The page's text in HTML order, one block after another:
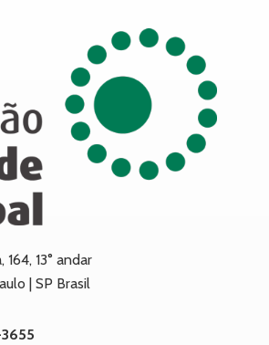
164, 13° andar
| SP Brasil